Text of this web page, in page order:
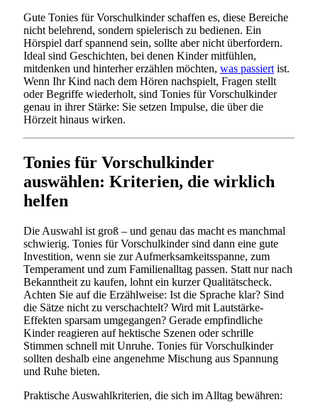
Gute Tonies für Vorschulkinder schaffen es, diese Bereiche
nicht belehrend, sondern spielerisch zu bedienen. Ein
Hörspiel darf spannend sein, sollte aber nicht überfordern.
Ideal sind Geschichten, bei denen Kinder mitfühlen,
mitdenken und hinterher erzählen möchten, was passiert ist.
Wenn Ihr Kind nach dem Hören nachspielt, Fragen stellt
oder Begriffe wiederholt, sind Tonies für Vorschulkinder
genau in ihrer Stärke: Sie setzen Impulse, die über die
Hörzeit hinaus wirken.
Tonies für Vorschulkinder
auswählen: Kriterien, die wirklich
helfen
Die Auswahl ist groß – und genau das macht es manchmal
schwierig. Tonies für Vorschulkinder sind dann eine gute
Investition, wenn sie zur Aufmerksamkeitsspanne, zum
Temperament und zum Familienalltag passen. Statt nur nach
Bekanntheit zu kaufen, lohnt ein kurzer Qualitätscheck.
Achten Sie auf die Erzählweise: Ist die Sprache klar? Sind
die Sätze nicht zu verschachtelt? Wird mit Lautstärke-
Effekten sparsam umgegangen? Gerade empfindliche
Kinder reagieren auf hektische Szenen oder schrille
Stimmen schnell mit Unruhe. Tonies für Vorschulkinder
sollten deshalb eine angenehme Mischung aus Spannung
und Ruhe bieten.
Praktische Auswahlkriterien, die sich im Alltag bewähren: